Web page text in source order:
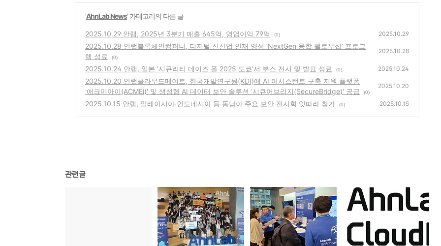
'AhnLab News' 카테고리의 다른 글
2025.10.29 안랩, 2025년 3분기 매출 645억, 영업이익 79억 (0) 2025.10.29
2025.10.28 안랩블록체인컴퍼니, 디지털 신산업 인재 양성 ‘NextGen 융합 펠로우십’ 프로그
램 성료
(0)
2025.10.28
2025.10.24 안랩, 일본 ‘시큐리티 데이즈 폴 2025 도쿄’서 부스 전시 및 발표 성료 (0) 2025.10.24
2025.10.20 안랩클라우드메이트, 한국개발연구원(KDI)에 AI 어시스턴트 구축 지원 플랫폼
'애크미아이(ACMEi)' 및 생성형 AI 데이터 보안 솔루션 '시큐어브리지(SecureBridge)' 공급
(0)
2025.10.20
2025.10.15 안랩, 말레이시아·인도네시아 등 동남아 주요 보안 전시회 잇따라 참가 (0) 2025.10.15
관련글